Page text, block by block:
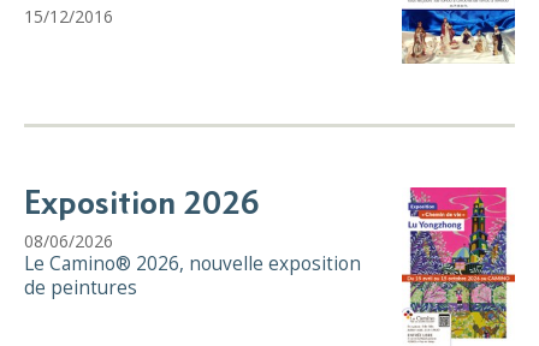
15/12/2016
Exposition 2026
08/06/2026
Le Camino® 2026, nouvelle exposition
de peintures